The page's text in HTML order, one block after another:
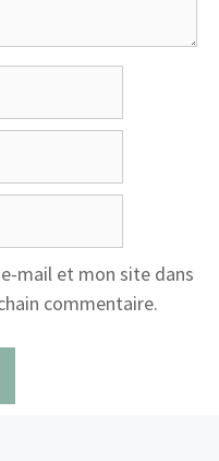
mail et mon site dans
commentaire.